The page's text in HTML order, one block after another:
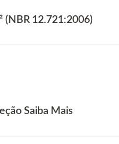
(NBR 12.721:2006)
Saiba Mais